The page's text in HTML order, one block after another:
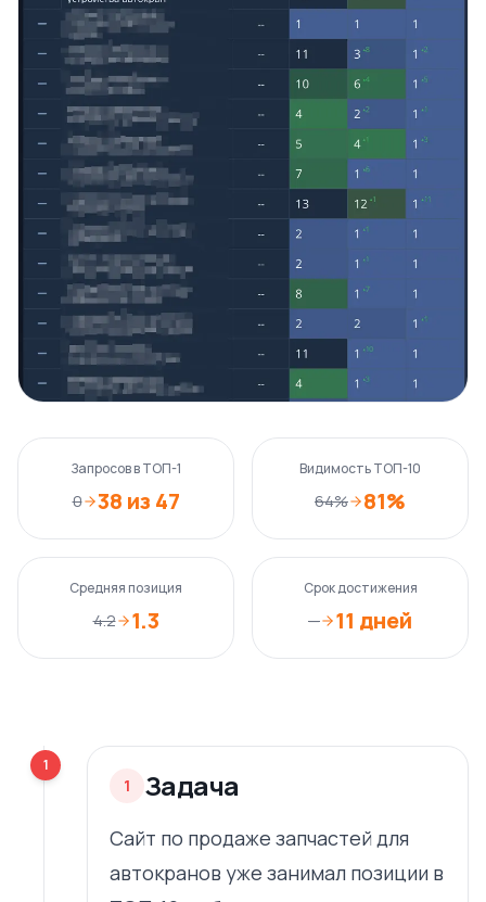
Запросов в ТОП-1
0 38 из 47
Видимость ТОП-10
64% 81%
Средняя позиция
4.2 1.3
Срок достижения
— 11 дней
1
1 Задача
Сайт по продаже запчастей для
автокранов уже занимал позиции в